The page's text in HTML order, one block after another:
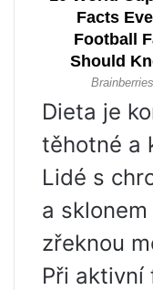
Dieta je
těhotné a
Lidé s
a
zřeknou
Při aktivní